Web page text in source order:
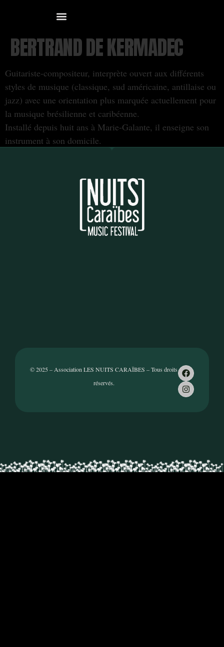
BERTRAND DE KERMADEC
Guitariste-compositeur, interprète ouvert aux différents
styles de musique (classique, sud américaine, antillaise ou
jazz) avec une orientation plus marquée actuellement pour
la musique brésilienne et caribéenne.
Installé depuis huit ans à Marie-Galante, il enseigne son
instrument à son domicile.
© 2025 – Association LES NUITS CARAÏBES – Tous droits
réservés.